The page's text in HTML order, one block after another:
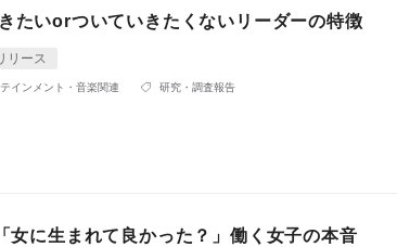
たいorついていきたくないリーダーの特徴
リース
インメント・音楽関連 研究・調査報告
女に生まれて良かった？」働く女子の本音